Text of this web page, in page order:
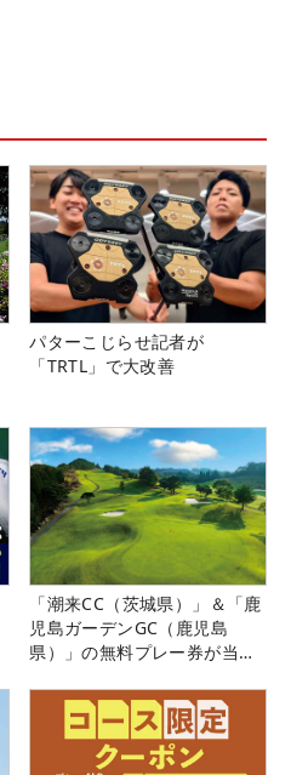
パターこじらせ記者が
「TRTL」で大改善
「潮来CC（茨城県）」＆「鹿
児島ガーデンGC（鹿児島
県）」の無料プレー券が当た